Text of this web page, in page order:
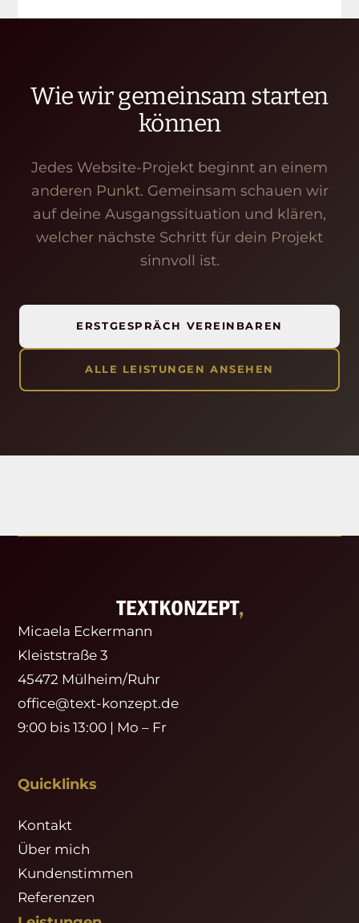
Wie wir gemeinsam starten
können
Jedes Website-Projekt beginnt an einem
anderen Punkt. Gemeinsam schauen wir
auf deine Ausgangssituation und klären,
welcher nächste Schritt für dein Projekt
sinnvoll ist.
ERSTGESPRÄCH VEREINBAREN
ALLE LEISTUNGEN ANSEHEN
Micaela Eckermann
Kleiststraße 3
45472 Mülheim/Ruhr
office@text-konzept.de
9:00 bis 13:00 | Mo – Fr
Quicklinks
Kontakt
Über mich
Kundenstimmen
Referenzen